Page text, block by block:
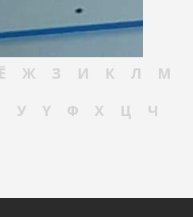
Ё Ж З И К Л
М
У Ү Ф Х Ц
Ч